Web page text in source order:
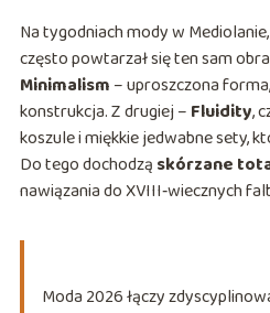
Na tygodniach mody w
często powtarzał się ten sam
Minimalism – uproszczona
konstrukcja. Z drugiej – Fluidity,
koszule i miękkie jedwabne sety,
Do tego dochodzą skórzane
nawiązania do XVIII‑wiecznych
Moda 2026 łączy